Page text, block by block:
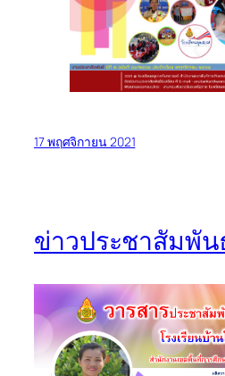
17 พฤศจิกายน 2021
ข่าวประชาสัมพัน